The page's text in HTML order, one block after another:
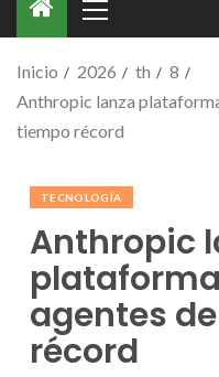
Inicio 2026 th
8
Anthropic lanza
tiempo récord
TECNOLOGÍA
Anthropic
agentes
récord